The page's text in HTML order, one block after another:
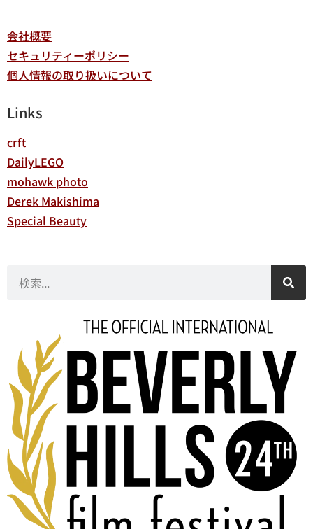
会社概要
セキュリティーポリシー
個人情報の取り扱いについて
Links
crft
DailyLEGO
mohawk photo
Derek Makishima
Special Beauty